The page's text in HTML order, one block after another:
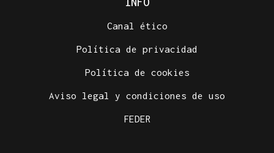
Canal ético
Política de privacidad
Política de cookies
Aviso legal y condiciones de uso
FEDER